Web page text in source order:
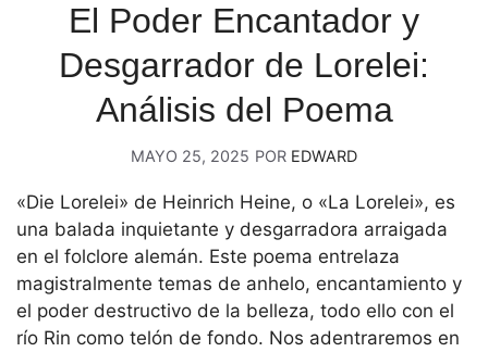
El Poder Encantador y
Desgarrador de Lorelei:
Análisis del Poema
MAYO 25, 2025 POR EDWARD
«Die Lorelei» de Heinrich Heine, o «La Lorelei», es
una balada inquietante y desgarradora arraigada
en el folclore alemán. Este poema entrelaza
magistralmente temas de anhelo, encantamiento y
el poder destructivo de la belleza, todo ello con el
río Rin como telón de fondo. Nos adentraremos en